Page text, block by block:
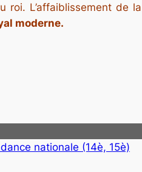
roi. L’affaiblissement de
moderne.
nationale (14è, 15è)